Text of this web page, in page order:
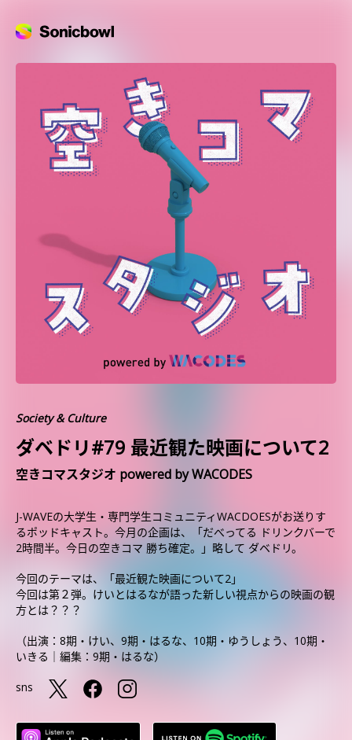
Society & Culture
ダベドリ#79 最近観た映画について2
空きコマスタジオ powered by WACODES
J-WAVEの大学生・専門学生コミュニティWACDOESがお送りす
るポッドキャスト。今月の企画は、「だべってる ドリンクバーで
2時間半。今日の空きコマ 勝ち確定。」略して ダベドリ。
今回のテーマは、「最近観た映画について2」
今回は第２弾。けいとはるなが語った新しい視点からの映画の観
方とは？？？
（出演：8期・けい、9期・はるな、10期・ゆうしょう、10期・
いきる｜編集：9期・はるな）
sns